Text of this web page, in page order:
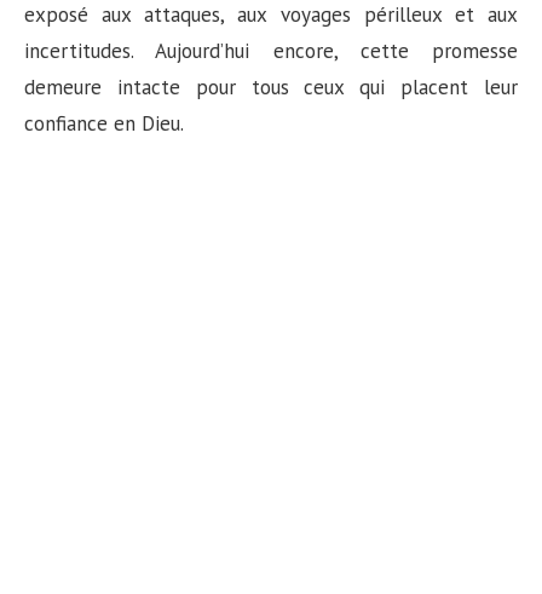
exposé aux attaques, aux voyages périlleux et aux
incertitudes. Aujourd’hui encore, cette promesse
demeure intacte pour tous ceux qui placent leur
confiance en Dieu.